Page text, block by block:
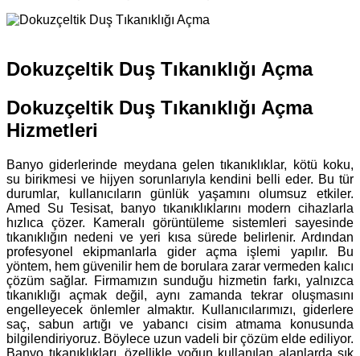
Dokuzçeltik Duş Tıkanıklığı Açma
Dokuzçeltik Duş Tıkanıklığı Açma
Hizmetleri
Banyo giderlerinde meydana gelen tıkanıklıklar, kötü koku,
su birikmesi ve hijyen sorunlarıyla kendini belli eder. Bu tür
durumlar, kullanıcıların günlük yaşamını olumsuz etkiler.
Amed Su Tesisat, banyo tıkanıklıklarını modern cihazlarla
hızlıca çözer. Kameralı görüntüleme sistemleri sayesinde
tıkanıklığın nedeni ve yeri kısa sürede belirlenir. Ardından
profesyonel ekipmanlarla gider açma işlemi yapılır. Bu
yöntem, hem güvenilir hem de borulara zarar vermeden kalıcı
çözüm sağlar. Firmamızın sunduğu hizmetin farkı, yalnızca
tıkanıklığı açmak değil, aynı zamanda tekrar oluşmasını
engelleyecek önlemler almaktır. Kullanıcılarımızı, giderlere
saç, sabun artığı ve yabancı cisim atmama konusunda
bilgilendiriyoruz. Böylece uzun vadeli bir çözüm elde ediliyor.
Banyo tıkanıklıkları, özellikle yoğun kullanılan alanlarda sık